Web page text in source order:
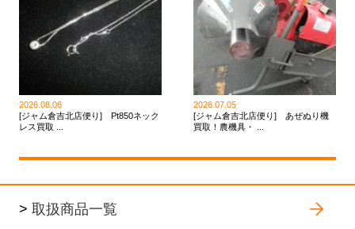
2026.08.06
[ジャム倉吉北店便り] Pt850ネック
レス買取 ...
2026.07.05
[ジャム倉吉北店便り] あぜぬり機
買取！農機具・ ...
> 取扱商品一覧